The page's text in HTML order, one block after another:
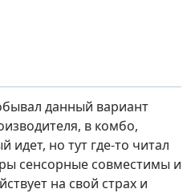
данный вариант
в комбо,
но тут где-то читал
сенсорные совместимы и
на свой страх и